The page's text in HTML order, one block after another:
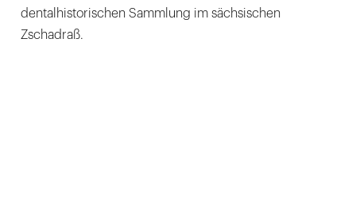
dentalhistorischen Sammlung im sächsischen
Zschadraß.